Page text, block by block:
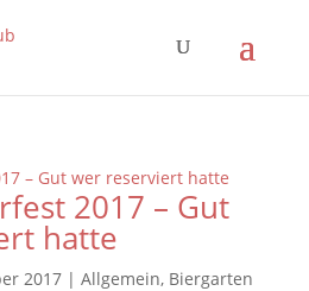
2017 – Gut
hatte
2017| Allgemein, Biergarten